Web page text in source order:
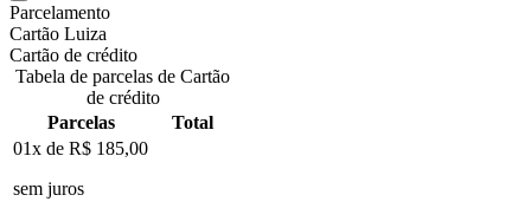
Parcelamento
Cartão Luiza
Cartão de crédito
Tabela de parcelas de Cartão
de crédito
Parcelas
Total
01x de R$ 185,00
sem juros